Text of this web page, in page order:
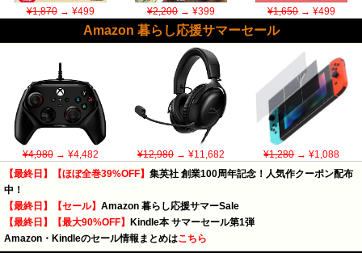
¥1,870→ ¥499 ¥2,200→ ¥399 ¥1,650→ ¥499
Amazon 暮らし応援サマーセール
¥4,980→ ¥4,482 ¥12,980→ ¥11,682 ¥1,280→ ¥1,088
【最終日】【ほぼ全巻39%OFF】 集英社 創業100周年記念！人気作クーポン配布
中！
【最終日】【セール】 Amazon 暮らし応援サマーSale
【最終日】【最大90%OFF】
Kindle本 サマーセール第1弾
Amazon・Kindleのセール情報まとめはこちら